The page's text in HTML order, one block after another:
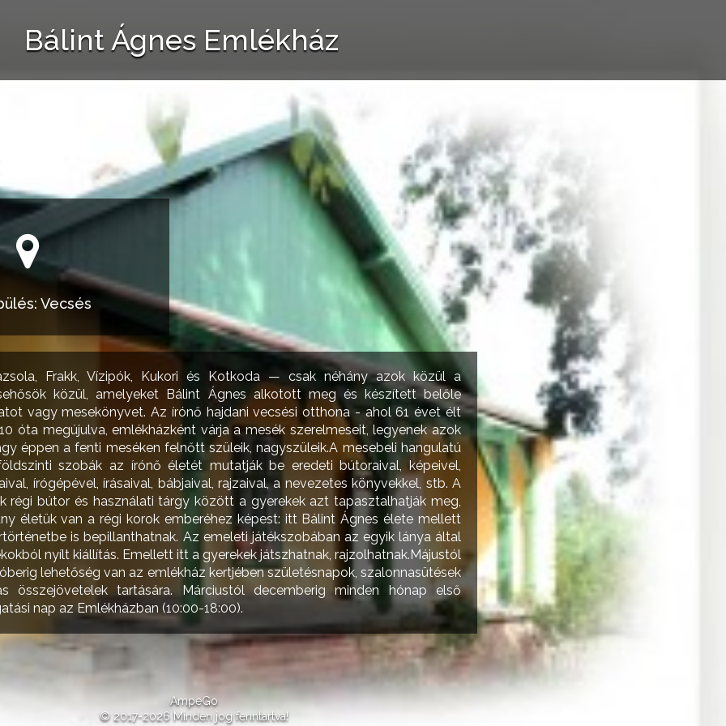
Bálint Ágnes Emlékház
Vecsés
Frakk, Vízipók, Kukori és Kotkoda — csak néhány azok közül a
közül, amelyeket Bálint Ágnes alkotott meg és készített belőle
vagy mesekönyvet. Az írónő hajdani vecsési otthona - ahol 61 évet élt
óta megújulva, emlékházként várja a mesék szerelmeseit, legyenek azok
éppen a fenti meséken felnőtt szüleik, nagyszüleik.A mesebeli hangulatú
szobák az írónő életét mutatják be eredeti bútoraival, képeivel,
írógépével, írásaival, bábjaival, rajzaival, a nevezetes könyvekkel, stb. A
régi bútor és használati tárgy között a gyerekek azt tapasztalhatják meg,
életük van a régi korok emberéhez képest: itt Bálint Ágnes élete mellett
is bepillanthatnak. Az emeleti játékszobában az egyik lánya által
nyílt kiállítás. Emellett itt a gyerekek játszhatnak, rajzolhatnak.Májustól
lehetőség van az emlékház kertjében születésnapok, szalonnasütések
összejövetelek tartására. Márciustól decemberig minden hónap első
nap az Emlékházban (10:00-18:00).
AmpeGo
© 2017-2026 Minden jog fenntartva!